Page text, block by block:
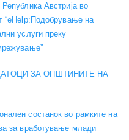
Австрија во
“eHelp:Подобрување на
услуги преку
ЗА ОПШТИНИТЕ НА
состанок во рамките на
за вработување млади